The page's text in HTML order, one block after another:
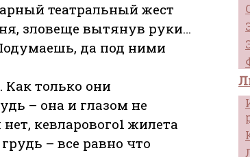
театральный жест
зловеще вытянув руки…
да под ними
только они
– она и глазом не
кевларового1 жилета
– все равно что